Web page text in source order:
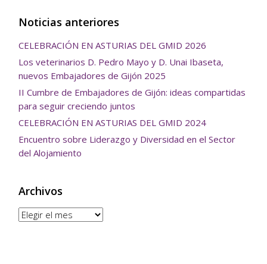
Noticias anteriores
CELEBRACIÓN EN ASTURIAS DEL GMID 2026
Los veterinarios D. Pedro Mayo y D. Unai Ibaseta,
nuevos Embajadores de Gijón 2025
II Cumbre de Embajadores de Gijón: ideas compartidas
para seguir creciendo juntos
CELEBRACIÓN EN ASTURIAS DEL GMID 2024
Encuentro sobre Liderazgo y Diversidad en el Sector
del Alojamiento
Archivos
Archivos